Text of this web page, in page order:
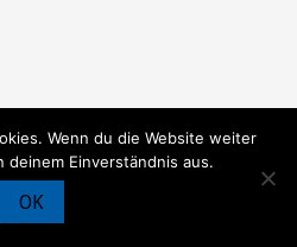
Wenn du die Website weiter
Einverständnis aus.
OK